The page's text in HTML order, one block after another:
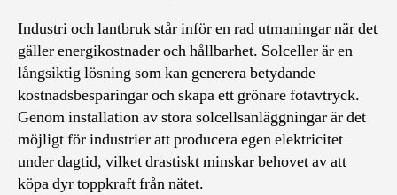
Industri och lantbruk står inför en rad utmaningar när det
gäller energikostnader och hållbarhet. Solceller är en
långsiktig lösning som kan generera betydande
kostnadsbesparingar och skapa ett grönare fotavtryck.
Genom installation av stora solcellsanläggningar är det
möjligt för industrier att producera egen elektricitet
under dagtid, vilket drastiskt minskar behovet av att
köpa dyr toppkraft från nätet.